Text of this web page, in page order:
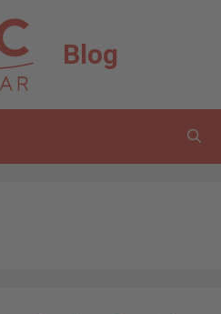
Blog